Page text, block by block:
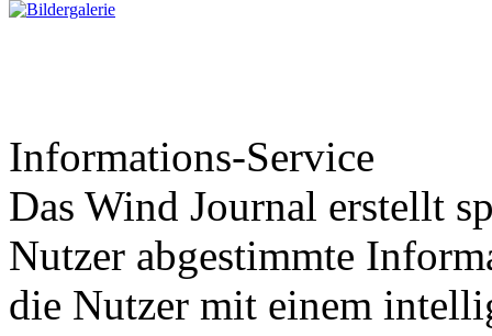
Informations-Service
Das Wind Journal erstellt
Nutzer abgestimmte
die Nutzer mit einem